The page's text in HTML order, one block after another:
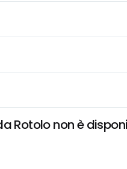
Rotolo non è